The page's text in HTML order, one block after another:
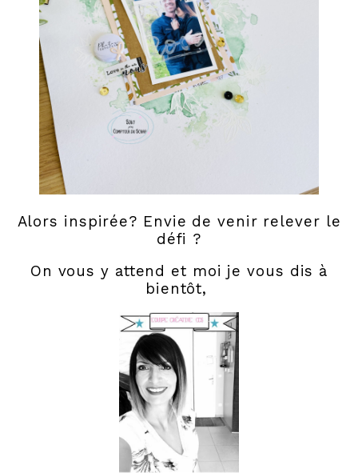
Alors inspirée? Envie de venir relever le
défi ?
On vous y attend et moi je vous dis à
bientôt,